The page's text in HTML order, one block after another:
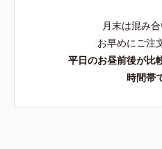
月末は混み
お早めにご注
平日のお昼前後が比
時間帯